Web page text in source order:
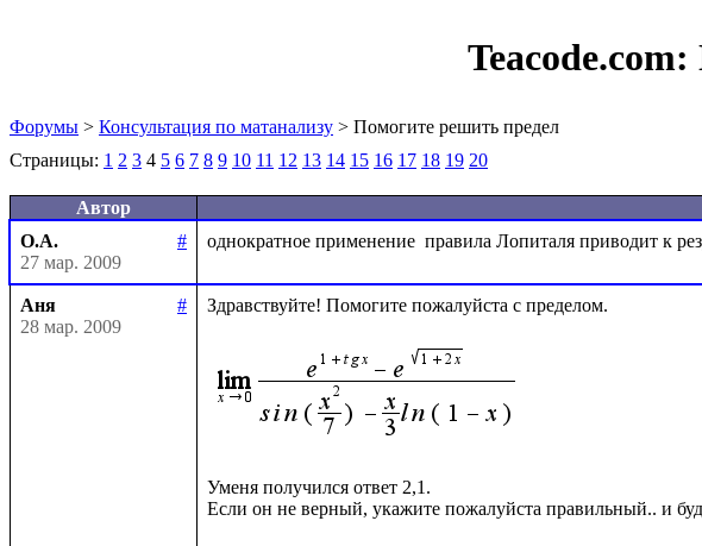
Teacode.com:
Форумы > Консультация по матанализу > Помогите решить предел
Страницы: 1 2 3 4 5 6 7 8 9 10 11 12 13 14 15 16 17 18 19 20
Автор
О.А.
#
27 мар. 2009
Аня
#
28 мар. 2009
Здравствуйте! Помогите пожалуйста с пределом.
Уменя получился ответ 2,1.